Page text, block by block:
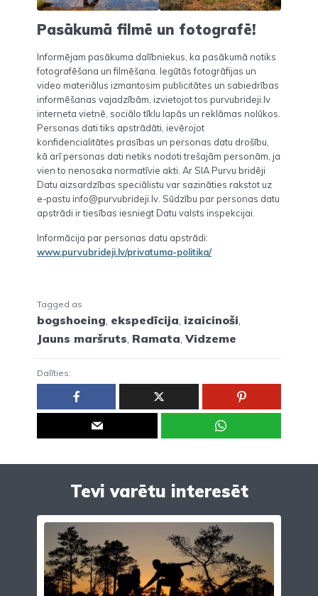
Pasākumā filmē un fotografē!
Informējam pasākuma dalībniekus, ka pasākumā notiks
fotografēšana un filmēšana. Iegūtās fotogrāfijas un
video materiālus izmantosim publicitātes un sabiedrības
informēšanas vajadzībām, izvietojot tos purvubrideji.lv
interneta vietnē, sociālo tīklu lapās un reklāmas nolūkos.
Personas dati tiks apstrādāti, ievērojot
konfidencialitātes prasības un personas datu drošību,
kā arī personas dati netiks nodoti trešajām personām, ja
vien to nenosaka normatīvie akti. Ar SIA Purvu bridēji
Datu aizsardzības speciālistu var sazināties rakstot uz
e-pastu info@purvubrideji.lv. Sūdzību par personas datu
apstrādi ir tiesības iesniegt Datu valsts inspekcijai.
Informācija par personas datu apstrādi:
www.purvubrideji.lv/privatuma-politika/
Tagged as
bogshoeing ekspedīcija izaicinoši
Jauns maršruts Ramata ,Vidzeme
Dalīties:
Tevi varētu interesēt